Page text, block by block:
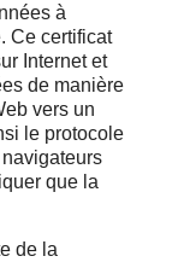
à
Ce certificat
Internet et
de manière
vers un
le protocole
que la
de la